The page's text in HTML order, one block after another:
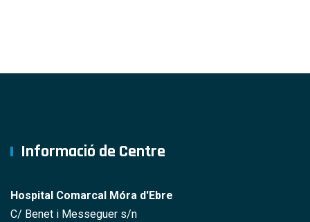
Informació de Centre
Hospital Comarcal Móra d'Ebre
C/ Benet i Messeguer s/n